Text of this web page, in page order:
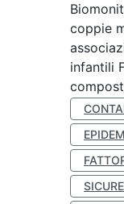
coppie
infantili